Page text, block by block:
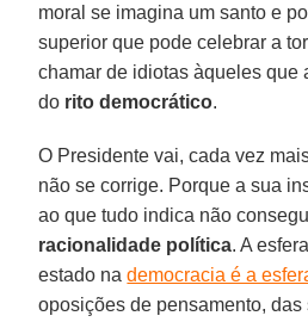
moral se imagina um santo e
superior que pode celebrar a
chamar de idiotas àqueles que
do rito democrático.
O Presidente vai, cada vez
não se corrige. Porque a sua
ao que tudo indica não
racionalidade política. A
estado nademocracia é a
oposições de pensamento,